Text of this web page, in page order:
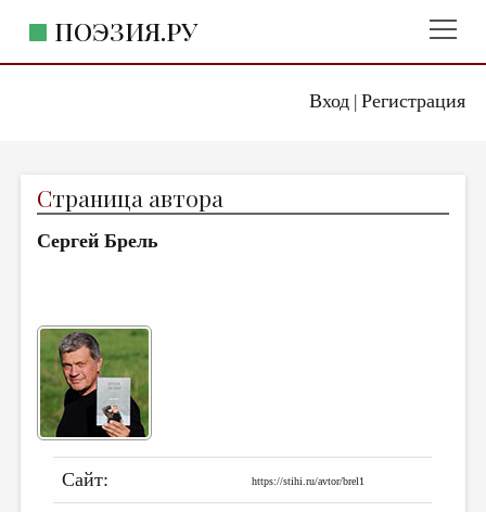
Вход| Регистрация
ПОЭЗИЯ.РУ
ЖАНРЫ
АВТОРЫ
ЛИТСАЛОН
НОВОСТИ
ПРАВИЛА САЙТА
ИЗБРАННОЕ
Страница автора
Сергей Брель
Сайт: https://stihi.ru/avtor/brel1